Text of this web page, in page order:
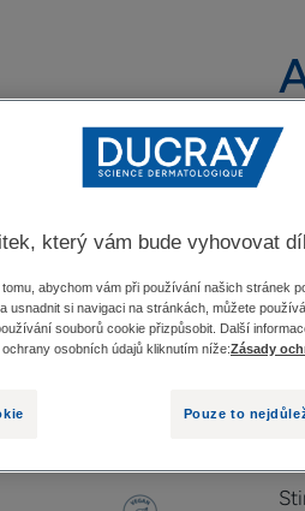
který vám bude vyhovovat
abychom vám při používání našich stránek
usnadnit si navigaci na stránkách, můžete
souborů cookie přizpůsobit. Další
osobních údajů kliknutím níže:Zásady
Pouze to